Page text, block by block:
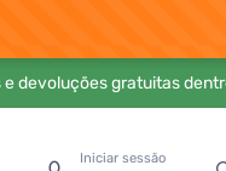
e devoluções gratuitas
Iniciar sessão